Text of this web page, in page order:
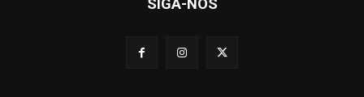
SIGA-NOS